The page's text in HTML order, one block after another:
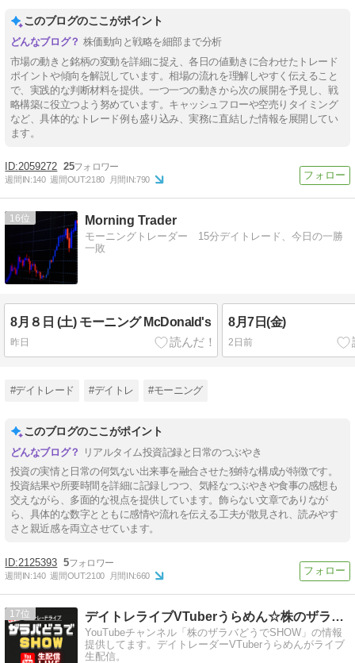
このブログのここがポイント
株価動向と戦略を細部まで分析
市場の動きと銘柄の変動を詳細に捉え、各日の値動きに合わせたトレード
ポイントや傾向を解説しています。相場の流れを理解しやすく伝えること
で、実践的な判断材料を提供。一つ一つの動きから次の展開を予見し、戦
略構築に役立つよう努めています。キャッシュフローや空売りタイミング
など、具体的なトレード例も盛り込み、実務に直結した情報を展開してい
ます。
2059272 25
週間IN:140 週間OUT:2180 月間IN:790
16 Morning Trader
モーニングトレーダー 15分デイトレード、今日の一勝
一敗
8月８日 (土) モーニング McDonald's
昨日
8月7日(金)
2日前
#デイトレード #デイトレ #モーニング
このブログのここがポイント
リアルタイム投資記録と日常のつぶやき
投資の実情と日常の何気ない出来事を融合させた独特な構成が特徴です。
投資結果や所要時間を詳細に記録しつつ、気軽なつぶやきや食事の感想も
交えながら、多面的な視点を提供しています。飾らない文章でありなが
ら、具体的な数字とともに感情や流れを伝える工夫が散見され、読みやす
さと親近感を両立させています。
2125393 5
週間IN:140 週間OUT:2100 月間IN:660
17 デイトレライブVTuberうらめん☆株のザラバどうでSHOW
YouTubeチャンネル「株のザラバどうでSHOW」の情報
提供してます。デイトレーダーVTuberうらめんがライブ
生配信。